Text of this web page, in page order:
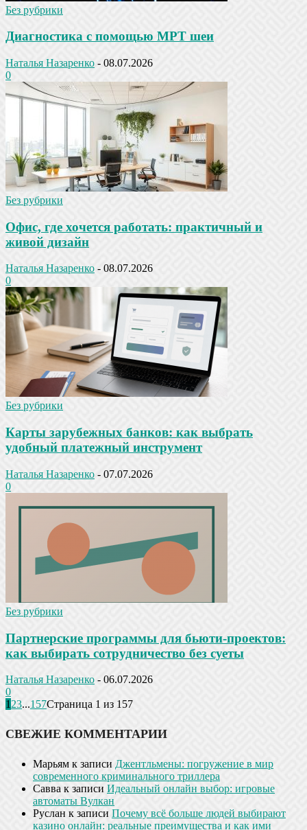
Без рубрики
Диагностика с помощью МРТ шеи
Наталья Назаренко - 08.07.2026
0
Без рубрики
Офис, где хочется работать: практичный и
живой дизайн
Наталья Назаренко - 08.07.2026
0
Без рубрики
Карты зарубежных банков: как выбрать
удобный платежный инструмент
Наталья Назаренко - 07.07.2026
0
Без рубрики
Партнерские программы для бьюти-проектов:
как выбирать сотрудничество без суеты
Наталья Назаренко - 06.07.2026
0
123...157Страница 1 из 157
СВЕЖИЕ КОММЕНТАРИИ
Марьям к записи Джентльмены: погружение в мир
современного криминального триллера
Савва к записи Идеальный онлайн выбор: игровые
автоматы Вулкан
Руслан к записи Почему всё больше людей выбирают
казино онлайн: реальные преимущества и как ими